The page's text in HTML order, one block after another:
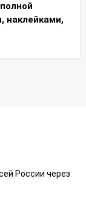
наклейками,
России через